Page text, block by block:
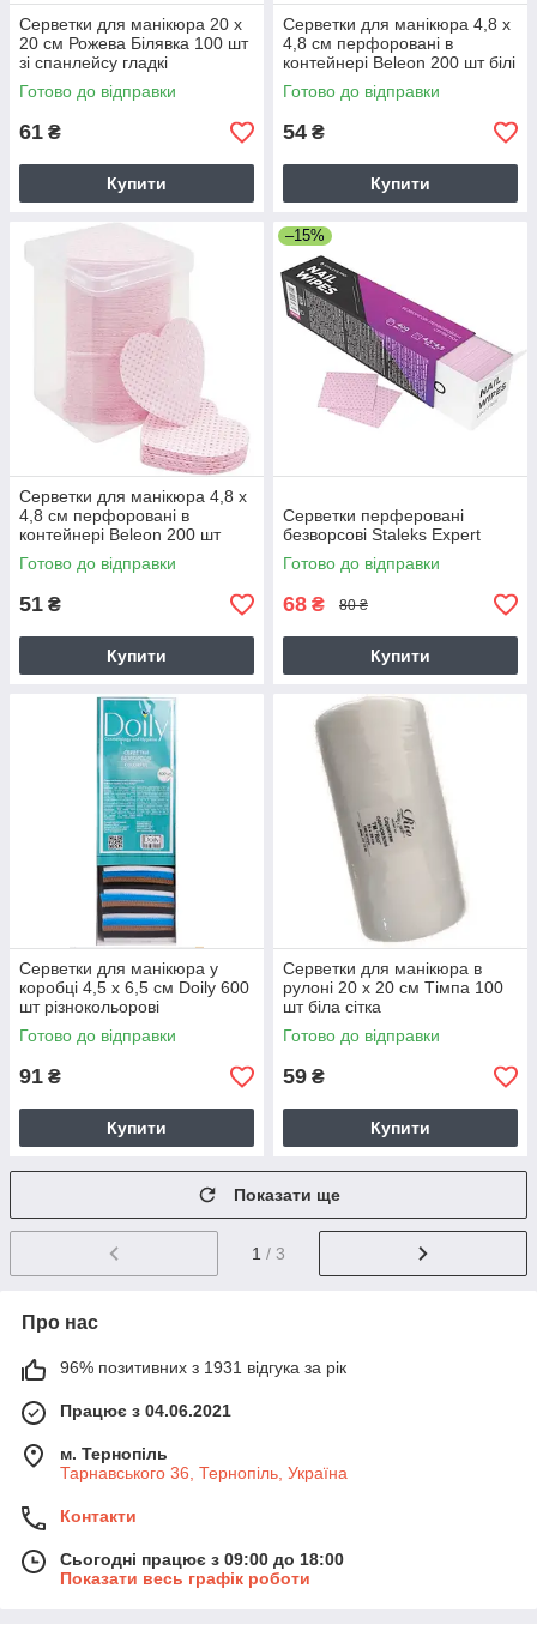
Серветки для манікюра 20 х
20 см Рожева Білявка 100 шт
зі спанлейсу гладкі
Готово до відправки
61 ₴
Купити
Серветки для манікюра 4,8 х
4,8 см перфоровані в
контейнері Beleon 200 шт білі
Готово до відправки
54 ₴
Купити
Серветки для манікюра 4,8 х
4,8 см перфоровані в
контейнері Beleon 200 шт
рожеві
Готово до відправки
51 ₴
Купити
–15%
Серветки перферовані
безворсові Staleks Expert
Готово до відправки
68 ₴ 80 ₴
Купити
Серветки для манікюра у
коробці 4,5 х 6,5 см Doily 600
шт різнокольорові
Готово до відправки
91 ₴
Купити
Серветки для манікюра в
рулоні 20 х 20 см Тімпа 100
шт біла сітка
Готово до відправки
59 ₴
Купити
Показати ще
1 / 3
Про нас
96% позитивних з 1931 відгука за рік
Працює з 04.06.2021
м. Тернопіль
Тарнавського 36, Тернопіль, Україна
Контакти
Сьогодні працює з 09:00 до 18:00
Показати весь графік роботи